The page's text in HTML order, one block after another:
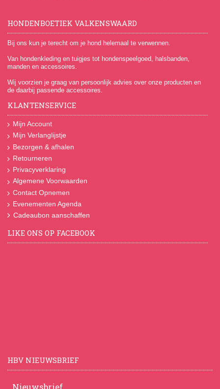
HONDENBOETIEK VALKENSWAARD
Bij ons kun je terecht om je hond helemaal te verwennen.
Van hondenkleding en tuigjes tot hondenspeelgoed, halsbanden,
manden en accessoires.
Wij voorzien je graag van persoonlijk advies over onze producten en
de daarbij passende accessoires.
KLANTENSERVICE
Mijn Account
Mijn Verlanglijstje
Bezorgen & afhalen
Retourneren
Privacyverklaring
Algemene Voorwaarden
Contact Opnemen
Evenementen Agenda
Cadeaubon aanschaffen
LIKE ONS OP FACEBOOK
HBV NIEUWSBRIEF
Nieuwsbrief